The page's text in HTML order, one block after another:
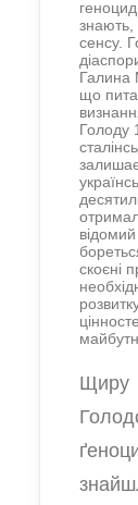
знають,
сенсу.
Галина
що
Голоду
скоєні
Щиру